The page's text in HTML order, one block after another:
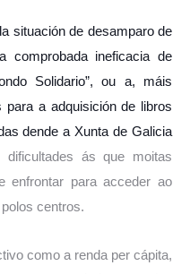
situación de desamparo de
comprobada ineficacia de
Solidario”, ou a, máis
para a adquisición de libros
dende a Xunta de Galicia
dificultades ás que moitas
enfrontar para acceder ao
centros.
como a renda per cápita,